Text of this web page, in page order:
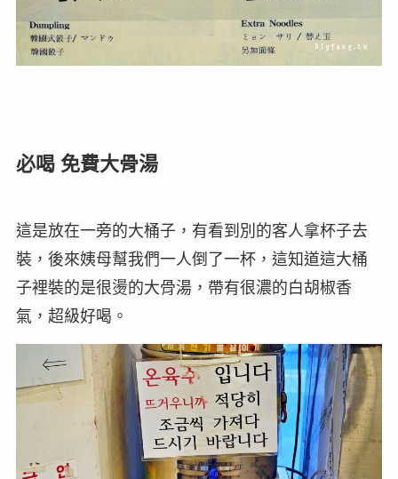
必喝 免費大骨湯
這是放在一旁的大桶子，有看到別的客人拿杯子去
裝，後來姨母幫我們一人倒了一杯，這知道這大桶
子裡裝的是很燙的大骨湯，帶有很濃的白胡椒香
氣，超級好喝。